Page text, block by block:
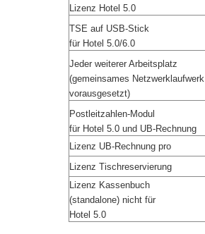
Lizenz Hotel 5.0
TSE auf USB-Stick
für Hotel 5.0/6.0
Jeder weiterer Arbeitsplatz
(gemeinsames Netzwerklaufwerk
vorausgesetzt)
Postleitzahlen-Modul
für Hotel 5.0 und UB-Rechnung
Lizenz UB-Rechnung pro
Lizenz Tischreservierung
Lizenz Kassenbuch
(standalone) nicht für
Hotel 5.0